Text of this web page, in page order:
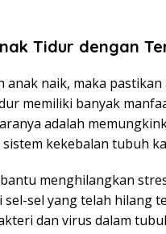
Tidur dengan
anak naik, maka
memiliki banyak
adalah
kekebalan tubuh
menghilangkan
sel-sel yang telah hilang
dan virus dalam